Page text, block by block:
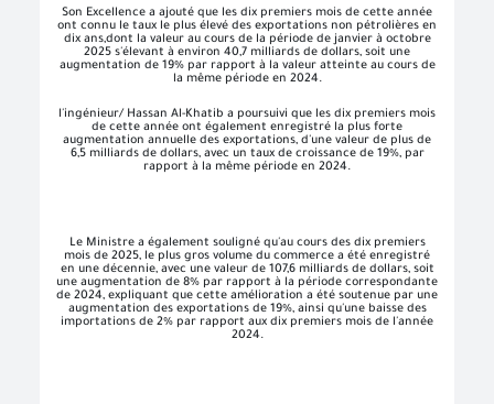
Son Excellence a ajouté que les dix premiers mois de cette année
ont connu le taux le plus élevé des exportations non pétrolières en
dix ans,dont la valeur au cours de la période de janvier à octobre
2025 s'élevant à environ 40,7 milliards de dollars, soit une
augmentation de 19% par rapport à la valeur atteinte au cours de
la même période en 2024.
l'ingénieur/ Hassan Al-Khatib a poursuivi que les dix premiers mois
de cette année ont également enregistré la plus forte
augmentation annuelle des exportations, d'une valeur de plus de
6,5 milliards de dollars, avec un taux de croissance de 19%, par
rapport à la même période en 2024.
Le Ministre a également souligné qu'au cours des dix premiers
mois de 2025, le plus gros volume du commerce a été enregistré
en une décennie, avec une valeur de 107,6 milliards de dollars, soit
une augmentation de 8% par rapport à la période correspondante
de 2024, expliquant que cette amélioration a été soutenue par une
augmentation des exportations de 19%, ainsi qu'une baisse des
importations de 2% par rapport aux dix premiers mois de l'année
2024.